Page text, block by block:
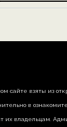
сайте взяты из
в
их владельцам.